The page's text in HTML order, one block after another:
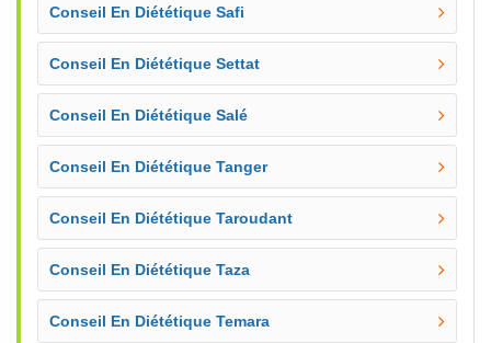
Conseil En Diététique Safi
Conseil En Diététique Settat
Conseil En Diététique Salé
Conseil En Diététique Tanger
Conseil En Diététique Taroudant
Conseil En Diététique Taza
Conseil En Diététique Temara